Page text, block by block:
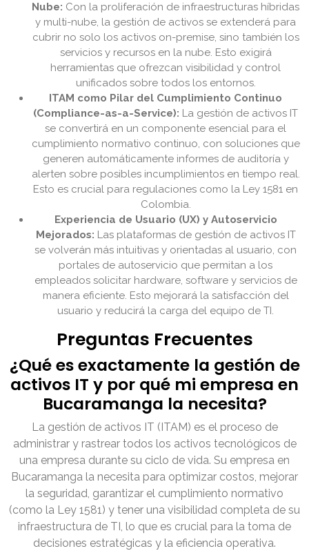
Nube: Con la proliferación de infraestructuras híbridas
y multi-nube, la gestión de activos se extenderá para
cubrir no solo los activos on-premise, sino también los
servicios y recursos en la nube. Esto exigirá
herramientas que ofrezcan visibilidad y control
unificados sobre todos los entornos.
ITAM como Pilar del Cumplimiento Continuo
(Compliance-as-a-Service): La gestión de activos IT
se convertirá en un componente esencial para el
cumplimiento normativo continuo, con soluciones que
generen automáticamente informes de auditoría y
alerten sobre posibles incumplimientos en tiempo real.
Esto es crucial para regulaciones como la Ley 1581 en
Colombia.
Experiencia de Usuario (UX) y Autoservicio
Mejorados: Las plataformas de gestión de activos IT
se volverán más intuitivas y orientadas al usuario, con
portales de autoservicio que permitan a los
empleados solicitar hardware, software y servicios de
manera eficiente. Esto mejorará la satisfacción del
usuario y reducirá la carga del equipo de TI.
Preguntas Frecuentes
¿Qué es exactamente la gestión de
activos IT y por qué mi empresa en
Bucaramanga la necesita?
La gestión de activos IT (ITAM) es el proceso de
administrar y rastrear todos los activos tecnológicos de
una empresa durante su ciclo de vida. Su empresa en
Bucaramanga la necesita para optimizar costos, mejorar
la seguridad, garantizar el cumplimiento normativo
(como la Ley 1581) y tener una visibilidad completa de su
infraestructura de TI, lo que es crucial para la toma de
decisiones estratégicas y la eficiencia operativa.